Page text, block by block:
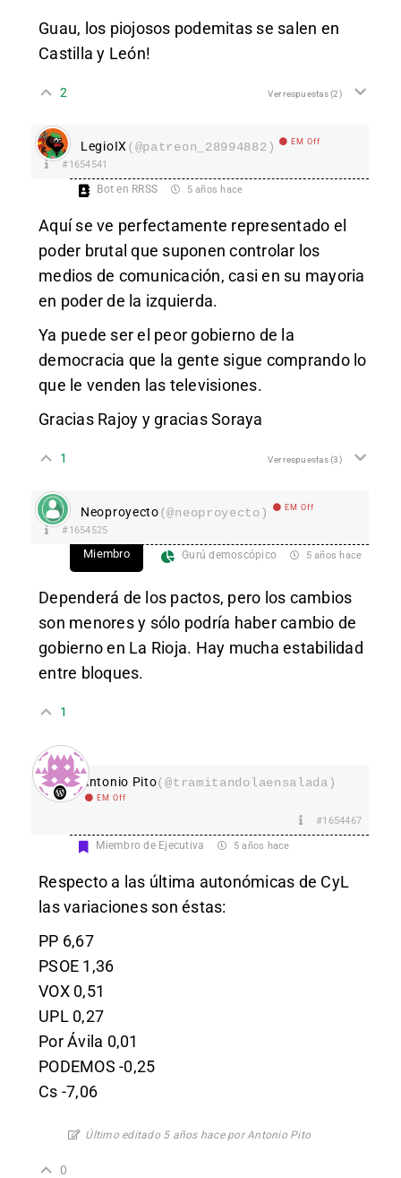
Guau, los piojosos podemitas se salen en
Castilla y León!
2 Ver respuestas(2)
LegioIX (@patreon_28994882) EM Off
#1654541
Bot en RRSS 5 años hace
Aquí se ve perfectamente representado el
poder brutal que suponen controlar los
medios de comunicación, casi en su mayoria
en poder de la izquierda.
Ya puede ser el peor gobierno de la
democracia que la gente sigue comprando lo
que le venden las televisiones.
Gracias Rajoy y gracias Soraya
1 Ver respuestas(3)
Neoproyecto(@neoproyecto) EM Off
#1654525
Miembro Gurú demoscópico 5 años hace
Dependerá de los pactos, pero los cambios
son menores y sólo podría haber cambio de
gobierno en La Rioja. Hay mucha estabilidad
entre bloques.
1
Antonio Pito(@tramitandolaensalada)
EM Off
#1654467
Miembro de Ejecutiva 5 años hace
Respecto a las última autonómicas de CyL
las variaciones son éstas:
PP 6,67
PSOE 1,36
VOX 0,51
UPL 0,27
Por Ávila 0,01
PODEMOS -0,25
Cs -7,06
Último editado 5 años hace por Antonio Pito
0